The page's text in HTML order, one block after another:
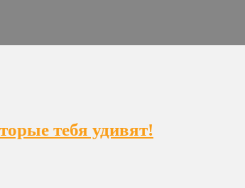
тебя удивят!